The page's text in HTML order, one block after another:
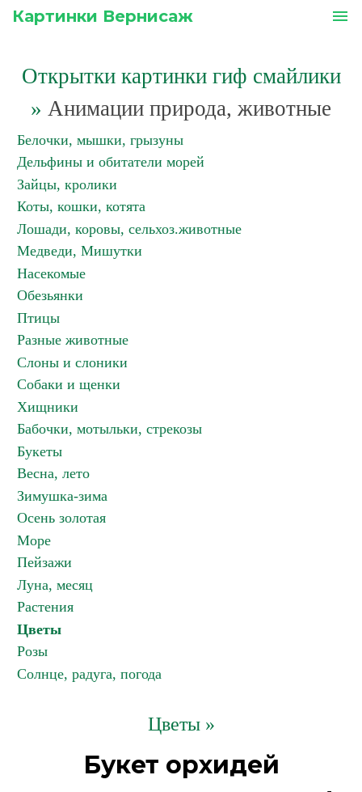
Картинки Вернисаж menu
Открытки картинки гиф смайлики
» Анимации природа, животные
Белочки, мышки, грызуны
Дельфины и обитатели морей
Зайцы, кролики
Коты, кошки, котята
Лошади, коровы, сельхоз.животные
Медведи, Мишутки
Насекомые
Обезьянки
Птицы
Разные животные
Слоны и слоники
Собаки и щенки
Хищники
Бабочки, мотыльки, стрекозы
Букеты
Весна, лето
Зимушка-зима
Осень золотая
Море
Пейзажи
Луна, месяц
Растения
Цветы
Розы
Солнце, радуга, погода
Цветы »
Букет орхидей